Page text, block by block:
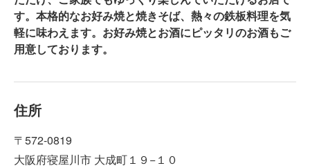
す。本格的なお好み焼と焼きそば、熱々の鉄板料理を気
軽に味わえます。お好み焼とお酒にピッタリのお酒もご
用意しております。
住所
〒572-0819
大阪府寝屋川市 大成町１９−１０